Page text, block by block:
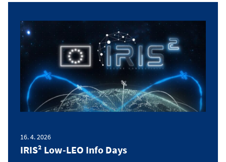
16. 4. 2026
IRIS² Low-LEO Info Days